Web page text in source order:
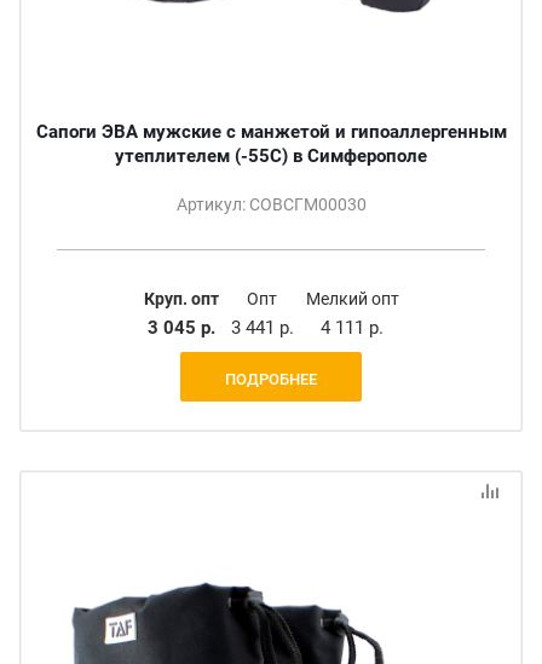
Сапоги ЭВА мужские с манжетой и гипоаллергенным
утеплителем (-55С) в Симферополе
Артикул: СОВСГМ00030
Круп. опт
3 045 р.
Опт
3 441 р.
Мелкий опт
4 111 р.
ПОДРОБНЕЕ